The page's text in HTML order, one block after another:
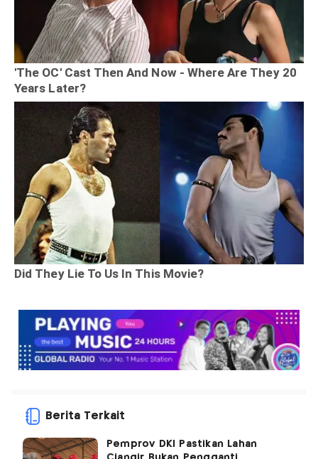
Berita Terkait
Pemprov DKI Pastikan Lahan